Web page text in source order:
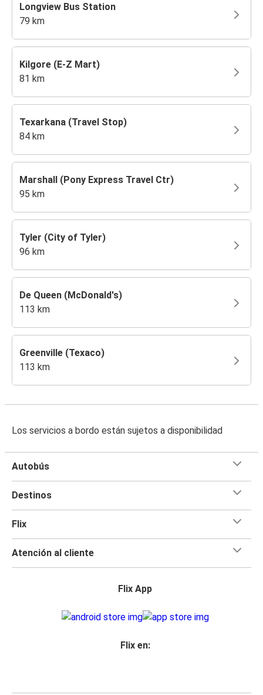
Longview Bus Station
79 km
Kilgore (E-Z Mart)
81 km
Texarkana (Travel Stop)
84 km
Marshall (Pony Express Travel Ctr)
95 km
Tyler (City of Tyler)
96 km
De Queen (McDonald's)
113 km
Greenville (Texaco)
113 km
Los servicios a bordo están sujetos a disponibilidad
Autobús
Destinos
Flix
Atención al cliente
Flix App
Flix en: